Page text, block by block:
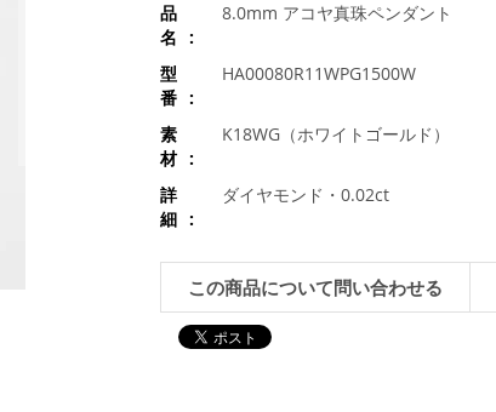
品
名
8.0mm アコヤ真珠ペンダント
型
番
HA00080R11WPG1500W
素
材
K18WG（ホワイトゴールド）
詳
細
ダイヤモンド・0.02ct
この商品について問い合わせる